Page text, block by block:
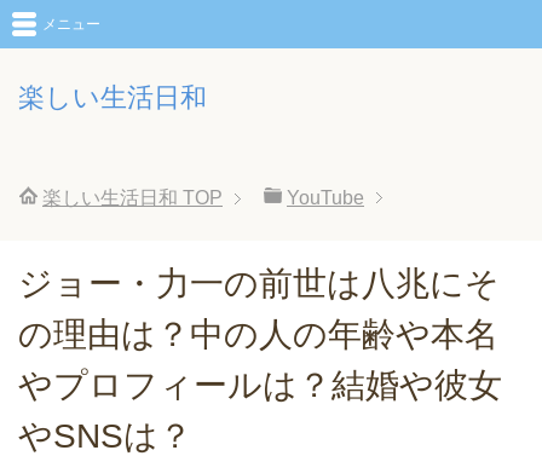
楽しい生活日和
メニュー
楽しい生活日和 TOP YouTube
ジョー・力一の前世は八兆にそ
の理由は？中の人の年齢や本名
やプロフィールは？結婚や彼女
やSNSは？